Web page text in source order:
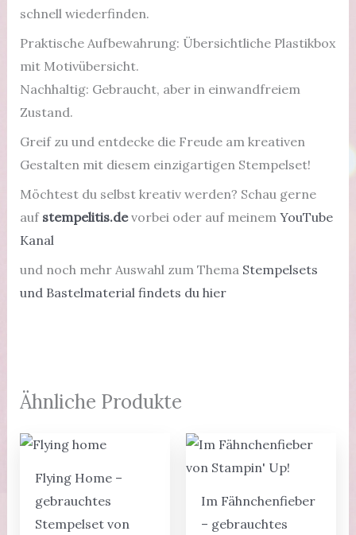
schnell wiederfinden.
Praktische Aufbewahrung: Übersichtliche Plastikbox
mit Motivübersicht.
Nachhaltig: Gebraucht, aber in einwandfreiem
Zustand.
Greif zu und entdecke die Freude am kreativen
Gestalten mit diesem einzigartigen Stempelset!
Möchtest du selbst kreativ werden? Schau gerne
auf stempelitis.devorbei oder auf meinem YouTube
Kanal
und noch mehr Auswahl zum ThemaStempelsets
und Bastelmaterial findets du hier
Ähnliche Produkte
Flying Home –
gebrauchtes
Stempelset von
Im Fähnchenfieber
– gebrauchtes